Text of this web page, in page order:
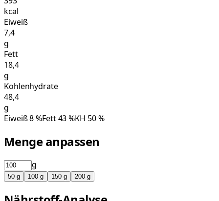
kcal
Eiweiß
7,4
g
Fett
18,4
g
Kohlenhydrate
48,4
g
Eiweiß8%Fett43%KH 50%
Menge anpassen
g
50 g 100 g 150 g 200 g